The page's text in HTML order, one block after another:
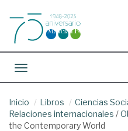
Toggle navigation
Inicio Libros Ciencias
Relaciones internacionales /
the Contemporary World